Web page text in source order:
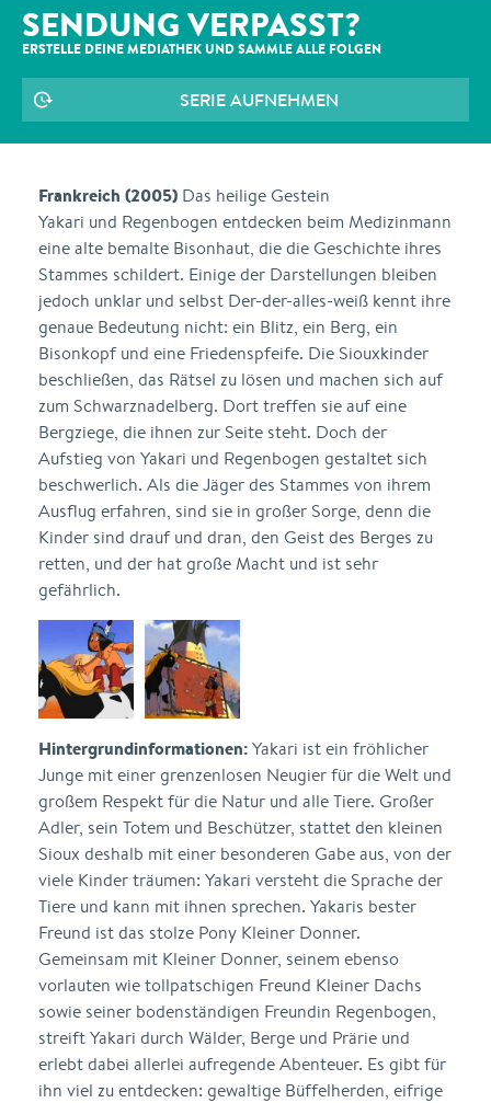
SENDUNG VERPASST?
ERSTELLE DEINE MEDIATHEK UND SAMMLE ALLE FOLGEN
SERIE AUFNEHMEN
Frankreich (2005) Das heilige Gestein
Yakari und Regenbogen entdecken beim Medizinmann
eine alte bemalte Bisonhaut, die die Geschichte ihres
Stammes schildert. Einige der Darstellungen bleiben
jedoch unklar und selbst Der-der-alles-weiß kennt ihre
genaue Bedeutung nicht: ein Blitz, ein Berg, ein
Bisonkopf und eine Friedenspfeife. Die Siouxkinder
beschließen, das Rätsel zu lösen und machen sich auf
zum Schwarznadelberg. Dort treffen sie auf eine
Bergziege, die ihnen zur Seite steht. Doch der
Aufstieg von Yakari und Regenbogen gestaltet sich
beschwerlich. Als die Jäger des Stammes von ihrem
Ausflug erfahren, sind sie in großer Sorge, denn die
Kinder sind drauf und dran, den Geist des Berges zu
retten, und der hat große Macht und ist sehr
gefährlich.
Hintergrundinformationen:Yakari ist ein fröhlicher
Junge mit einer grenzenlosen Neugier für die Welt und
großem Respekt für die Natur und alle Tiere. Großer
Adler, sein Totem und Beschützer, stattet den kleinen
Sioux deshalb mit einer besonderen Gabe aus, von der
viele Kinder träumen: Yakari versteht die Sprache der
Tiere und kann mit ihnen sprechen. Yakaris bester
Freund ist das stolze Pony Kleiner Donner.
Gemeinsam mit Kleiner Donner, seinem ebenso
vorlauten wie tollpatschigen Freund Kleiner Dachs
sowie seiner bodenständigen Freundin Regenbogen,
streift Yakari durch Wälder, Berge und Prärie und
erlebt dabei allerlei aufregende Abenteuer. Es gibt für
ihn viel zu entdecken: gewaltige Büffelherden, eifrige